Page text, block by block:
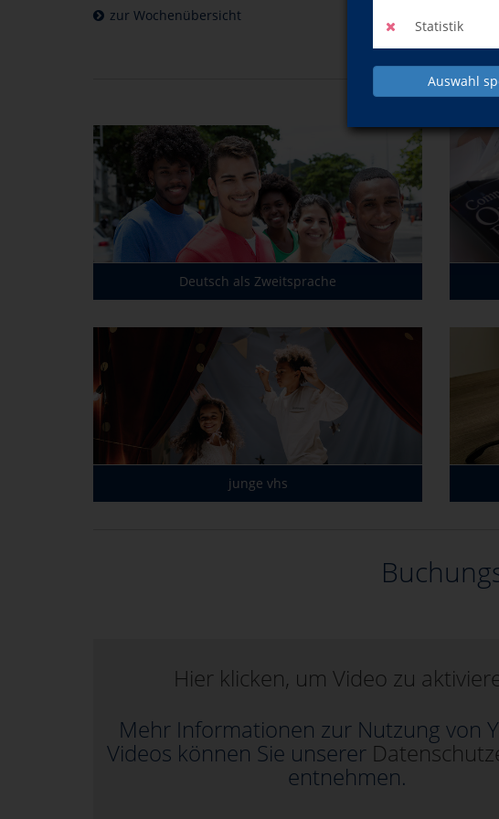
Statistik
Auswahl
zur Wochenübersicht
Deutsch als Zweitsprache
junge vhs
Hier klicken, um Video zu
Mehr Informationen zur Nutzung von
Videos können Sie unserer
entnehmen.